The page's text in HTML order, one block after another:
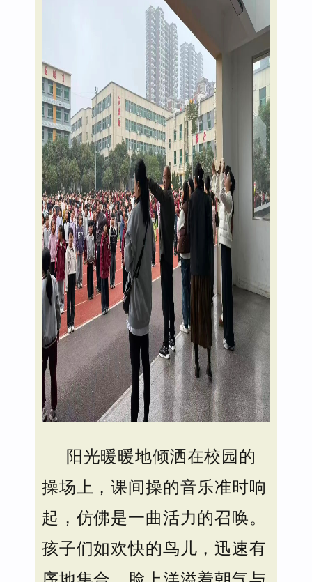
阳光暖暖地倾洒在校园的
操场上，课间操的音乐准时响
起，仿佛是一曲活力的召唤。
孩子们如欢快的鸟儿，迅速有